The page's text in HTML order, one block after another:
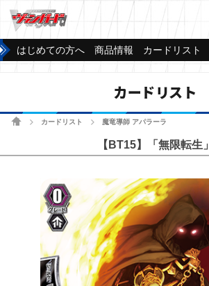
はじめての方へ 商品情報 カードリスト
カードリスト
ホームカードリスト 魔竜導師 アパラーラ
【BT15】「無限転生」